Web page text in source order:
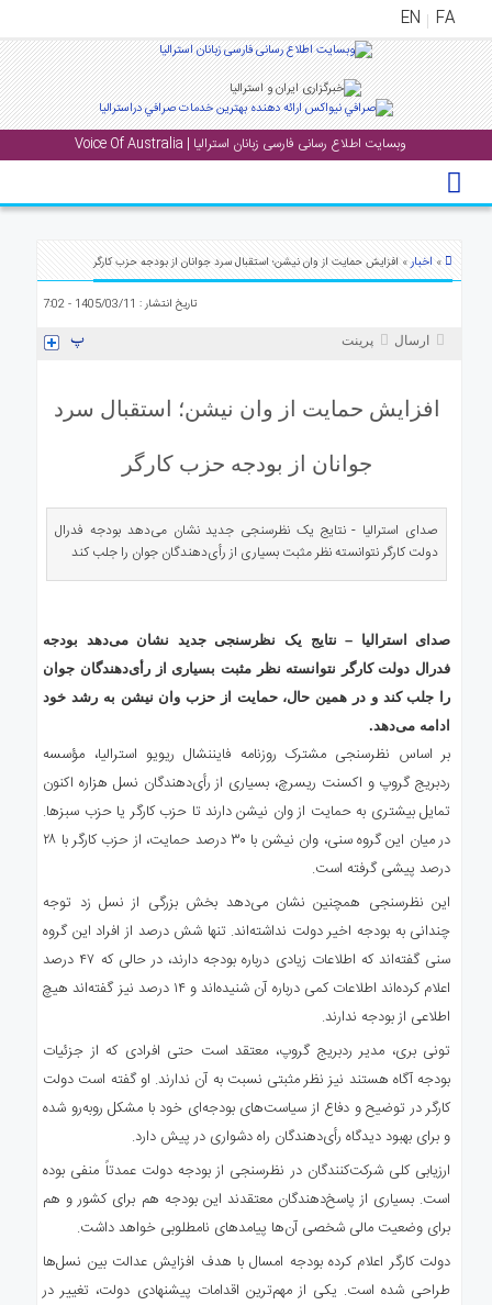
FA
EN
وبسایت اطلاع رسانی فارسی زبانان استرالیا | Voice Of Australia
منوی
اصلی
پادکست
درباره
» اخبار» افزایش حمایت از وان نیشن؛ استقبال سرد جوانان از بودجه حزب کارگر
تاریخ انتشار : 1405/03/11 - 7:02
ارسال پرینت
افزایش حمایت از وان نیشن؛ استقبال سرد
جوانان از بودجه حزب کارگر
صدای استرالیا - نتایج یک نظرسنجی جدید نشان می‌دهد بودجه فدرال
دولت کارگر نتوانسته نظر مثبت بسیاری از رأی‌دهندگان جوان را جلب کند
صدای استرالیا – نتایج یک نظرسنجی جدید نشان می‌دهد بودجه
فدرال دولت کارگر نتوانسته نظر مثبت بسیاری از رأی‌دهندگان جوان
را جلب کند و در همین حال، حمایت از حزب وان نیشن به رشد خود
ادامه می‌دهد.
بر اساس نظرسنجی مشترک روزنامه فایننشال ریویو استرالیا، مؤسسه
ردبریج گروپ و اکسنت ریسرچ، بسیاری از رأی‌دهندگان نسل هزاره اکنون
تمایل بیشتری به حمایت از وان نیشن دارند تا حزب کارگر یا حزب سبزها.
در میان این گروه سنی، وان نیشن با ۳۰ درصد حمایت، از حزب کارگر با ۲۸
درصد پیشی گرفته است.
این نظرسنجی همچنین نشان می‌دهد بخش بزرگی از نسل زد توجه
چندانی به بودجه اخیر دولت نداشته‌اند. تنها شش درصد از افراد این گروه
سنی گفته‌اند که اطلاعات زیادی درباره بودجه دارند، در حالی که ۴۷ درصد
اعلام کرده‌اند اطلاعات کمی درباره آن شنیده‌اند و ۱۴ درصد نیز گفته‌اند هیچ
اطلاعی از بودجه ندارند.
تونی بری، مدیر ردبریج گروپ، معتقد است حتی افرادی که از جزئیات
بودجه آگاه هستند نیز نظر مثبتی نسبت به آن ندارند. او گفته است دولت
کارگر در توضیح و دفاع از سیاست‌های بودجه‌ای خود با مشکل روبه‌رو شده
و برای بهبود دیدگاه رأی‌دهندگان راه دشواری در پیش دارد.
ارزیابی کلی شرکت‌کنندگان در نظرسنجی از بودجه دولت عمدتاً منفی بوده
است. بسیاری از پاسخ‌دهندگان معتقدند این بودجه هم برای کشور و هم
برای وضعیت مالی شخصی آن‌ها پیامدهای نامطلوبی خواهد داشت.
دولت کارگر اعلام کرده بودجه امسال با هدف افزایش عدالت بین نسل‌ها
طراحی شده است. یکی از مهم‌ترین اقدامات پیشنهادی دولت، تغییر در